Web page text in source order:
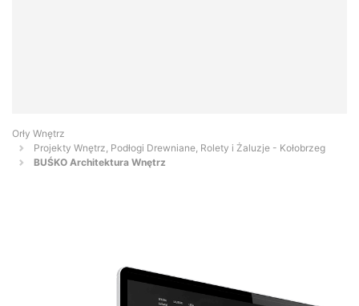
Orły Wnętrz
Projekty Wnętrz, Podłogi Drewniane, Rolety i Żaluzje - Kołobrzeg
BUŚKO Architektura Wnętrz